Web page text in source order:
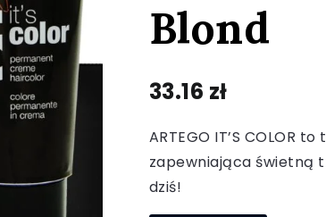
Blond
33.16 zł
ARTEGO IT’S COLOR
zapewniająca świetną
dziś!